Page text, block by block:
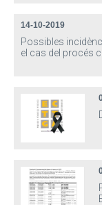
14-10-2019
Possibles
el cas del procés